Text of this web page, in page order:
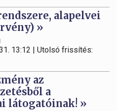
alapelvei
»
13:12 | Utolsó frissítés:
az
a
látogatóinak! »